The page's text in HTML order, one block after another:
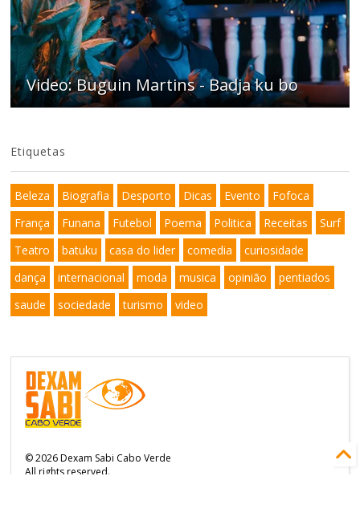
Video: Buguin Martins - Badja ku bo
Etiquetas
Beleza Biografia Desporto Dicas Evento
Fofoca
França
Funana Futebol Poema Politica Receitas
Surf
Teatro
batuku casa do lider comedia
curiosidade
dança
internacional moda musica opinião
pentiados
saude
sociedade turismo video
©2026Dexam Sabi Cabo Verde
All rights reserved.